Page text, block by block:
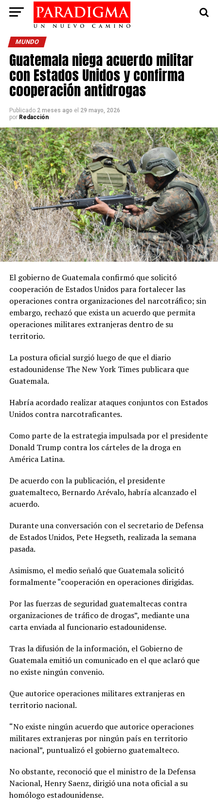
MUNDO
Guatemala niega acuerdo militar
con Estados Unidos y confirma
cooperación antidrogas
Publicado 2 meses ago el 29 mayo, 2026
por Redacción
El gobierno de Guatemala confirmó que solicitó
cooperación de Estados Unidos para fortalecer las
operaciones contra organizaciones del narcotráfico; sin
embargo, rechazó que exista un acuerdo que permita
operaciones militares extranjeras dentro de su
territorio.
La postura oficial surgió luego de que el diario
estadounidense The New York Times publicara que
Guatemala.
Habría acordado realizar ataques conjuntos con Estados
Unidos contra narcotraficantes.
Como parte de la estrategia impulsada por el presidente
Donald Trump contra los cárteles de la droga en
América Latina.
De acuerdo con la publicación, el presidente
guatemalteco, Bernardo Arévalo, habría alcanzado el
acuerdo.
Durante una conversación con el secretario de Defensa
de Estados Unidos, Pete Hegseth, realizada la semana
pasada.
Asimismo, el medio señaló que Guatemala solicitó
formalmente “cooperación en operaciones dirigidas.
Por las fuerzas de seguridad guatemaltecas contra
organizaciones de tráfico de drogas”, mediante una
carta enviada al funcionario estadounidense.
Tras la difusión de la información, el Gobierno de
Guatemala emitió un comunicado en el que aclaró que
no existe ningún convenio.
Que autorice operaciones militares extranjeras en
territorio nacional.
“No existe ningún acuerdo que autorice operaciones
militares extranjeras por ningún país en territorio
nacional”, puntualizó el gobierno guatemalteco.
No obstante, reconoció que el ministro de la Defensa
Nacional, Henry Saenz, dirigió una nota oficial a su
homólogo estadounidense.